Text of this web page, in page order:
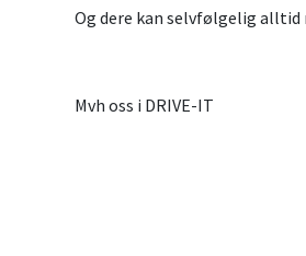
Og dere kan selvfølgelig alltid
Mvh oss i DRIVE-IT